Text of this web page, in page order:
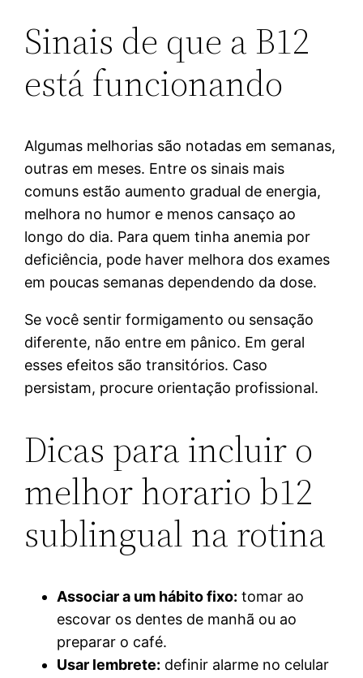
Sinais de que a B12
está funcionando
Algumas melhorias são notadas em semanas,
outras em meses. Entre os sinais mais
comuns estão aumento gradual de energia,
melhora no humor e menos cansaço ao
longo do dia. Para quem tinha anemia por
deficiência, pode haver melhora dos exames
em poucas semanas dependendo da dose.
Se você sentir formigamento ou sensação
diferente, não entre em pânico. Em geral
esses efeitos são transitórios. Caso
persistam, procure orientação profissional.
Dicas para incluir o
melhor horario b12
sublingual na rotina
Associar a um hábito fixo: tomar ao
escovar os dentes de manhã ou ao
preparar o café.
Usar lembrete: definir alarme no celular